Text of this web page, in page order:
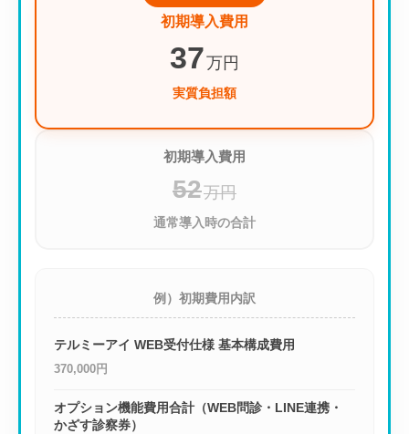
初期導入費用
52万円
通常導入時の合計
初期導入費用
37万円
実質負担額
例）初期費用内訳
テルミーアイ WEB受付仕様 基本構成費用
370,000円
オプション機能費用合計（WEB問診・LINE連携・
かざす診察券）